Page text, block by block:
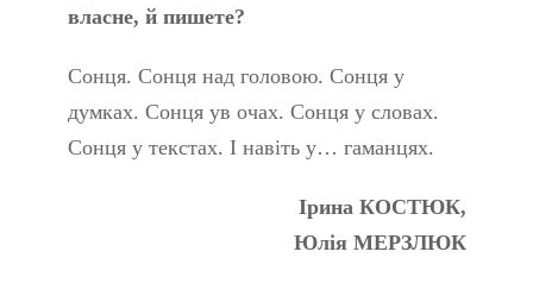
власне, й пишете?
Сонця. Сонця над головою. Сонця у
думках. Сонця ув очах. Сонця у словах.
Сонця у текстах. І навіть у… гаманцях.
Ірина КОСТЮК,
Юлія МЕРЗЛЮК